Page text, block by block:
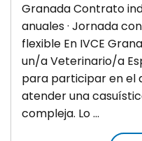
Granada Contrato
anuales · Jornada
flexible En IVCE
un/a Veterinario/a
para participar en el
atender una
compleja. Lo ...